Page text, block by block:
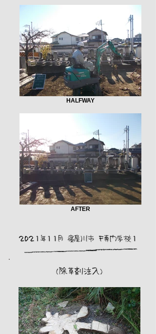
HALFWAY
AFTER